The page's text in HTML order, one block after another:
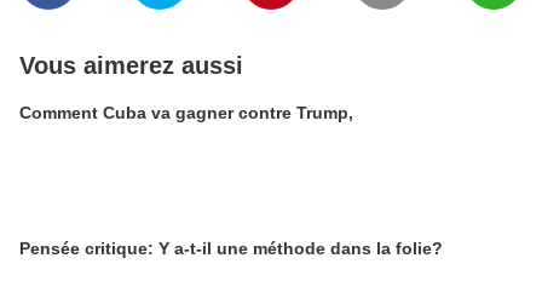
Vous aimerez aussi
Comment Cuba va gagner contre Trump,
Pensée critique: Y a-t-il une méthode dans la folie?